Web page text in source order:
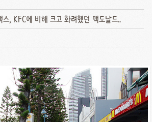
스, KFC에 비해 크고 화려했던 맥도날드..